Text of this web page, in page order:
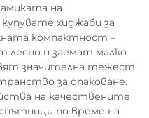
на
хиджаби за
компактност –
лесно и заемат малко
значителна тежест
за опаковане.
на качествените
по време на